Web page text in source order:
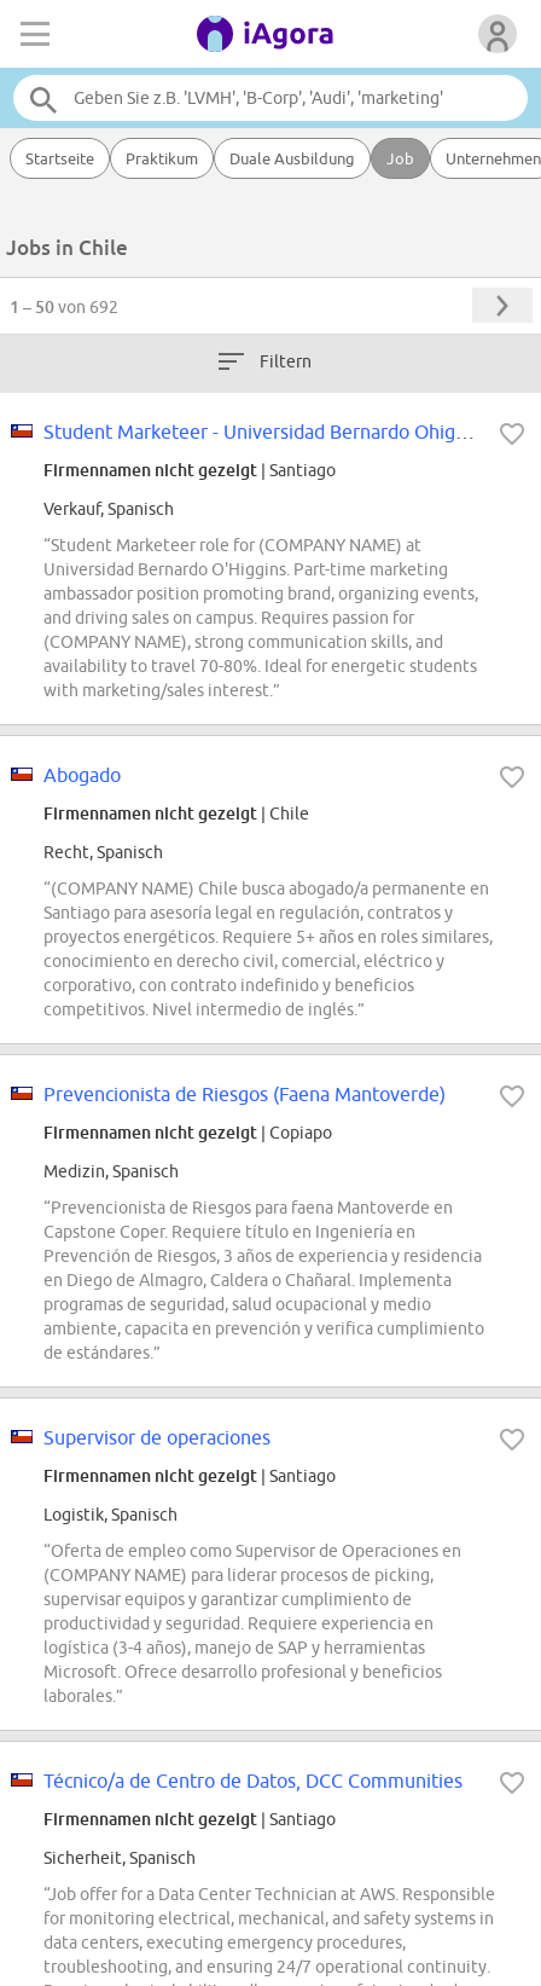
Startseite Praktikum Duale Ausbildung Job Unternehmen
Jobs in Chile
1 – 50von 692
Filtern
Firmennamen nicht gezeigt | Santiago
Verkauf, Spanisch
“Student Marketeer role for (COMPANY NAME) at
Universidad Bernardo O'Higgins. Part-time marketing
ambassador position promoting brand, organizing events,
and driving sales on campus. Requires passion for
(COMPANY NAME), strong communication skills, and
availability to travel 70-80%. Ideal for energetic students
with marketing/sales interest.”
Abogado
Firmennamen nicht gezeigt | Chile
Recht, Spanisch
“(COMPANY NAME) Chile busca abogado/a permanente en
Santiago para asesoría legal en regulación, contratos y
proyectos energéticos. Requiere 5+ años en roles similares,
conocimiento en derecho civil, comercial, eléctrico y
corporativo, con contrato indefinido y beneficios
competitivos. Nivel intermedio de inglés.”
Prevencionista de Riesgos (Faena Mantoverde)
Firmennamen nicht gezeigt | Copiapo
Medizin, Spanisch
“Prevencionista de Riesgos para faena Mantoverde en
Capstone Coper. Requiere título en Ingeniería en
Prevención de Riesgos, 3 años de experiencia y residencia
en Diego de Almagro, Caldera o Chañaral. Implementa
programas de seguridad, salud ocupacional y medio
ambiente, capacita en prevención y verifica cumplimiento
de estándares.”
Supervisor de operaciones
Firmennamen nicht gezeigt | Santiago
Logistik, Spanisch
“Oferta de empleo como Supervisor de Operaciones en
(COMPANY NAME) para liderar procesos de picking,
supervisar equipos y garantizar cumplimiento de
productividad y seguridad. Requiere experiencia en
logística (3-4 años), manejo de SAP y herramientas
Microsoft. Ofrece desarrollo profesional y beneficios
laborales.”
Técnico/a de Centro de Datos, DCC Communities
Firmennamen nicht gezeigt | Santiago
Sicherheit, Spanisch
“Job offer for a Data Center Technician at AWS. Responsible
for monitoring electrical, mechanical, and safety systems in
data centers, executing emergency procedures,
troubleshooting, and ensuring 24/7 operational continuity.